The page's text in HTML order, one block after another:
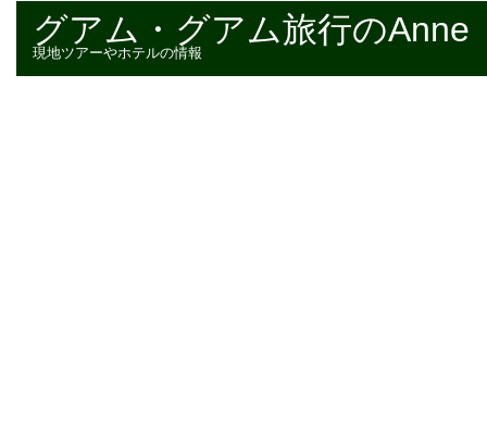
グアム・グアム旅行のAnne
現地ツアーやホテルの情報